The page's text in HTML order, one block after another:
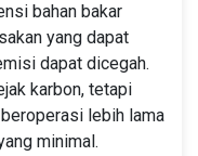
bahan bakar
yang dapat
dapat dicegah.
karbon, tetapi
lebih lama
minimal.